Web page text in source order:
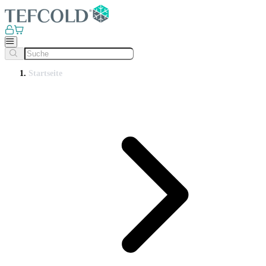
Startseite